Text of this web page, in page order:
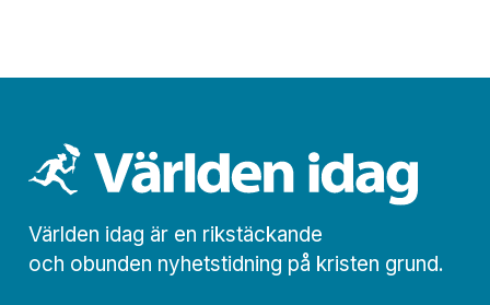
Världen idag är en rikstäckande
och obunden nyhets­­­tidning på kristen grund.